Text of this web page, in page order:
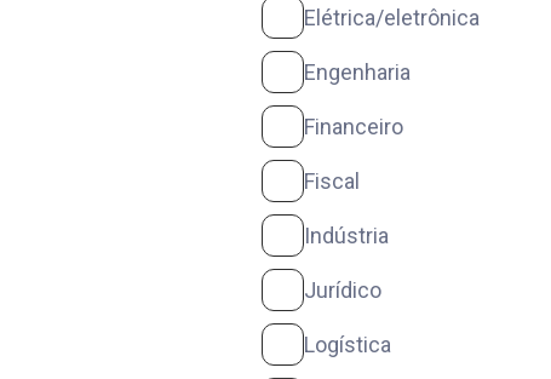
Elétrica/eletrônica
Engenharia
Financeiro
Fiscal
Indústria
Jurídico
Logística